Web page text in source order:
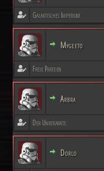
Galaktisches Imperium
Mygeeto
Freie Parteien
Arbra
Der Unbekannte
Dorlo